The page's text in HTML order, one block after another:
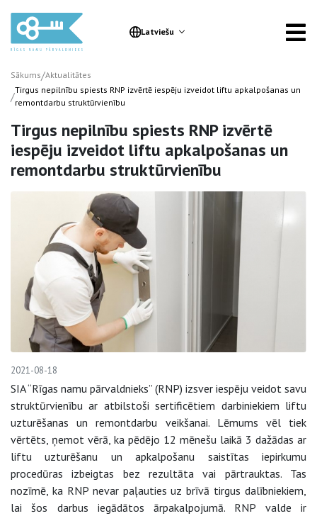
Latviešu
Sākums/Aktualitātes
/Tirgus nepilnību spiests RNP izvērtē iespēju izveidot liftu apkalpošanas un
remontdarbu struktūrvienību
Tirgus nepilnību spiests RNP izvērtē
iespēju izveidot liftu apkalpošanas un
remontdarbu struktūrvienību
2021-08-18
SIA “Rīgas namu pārvaldnieks” (RNP) izsver iespēju veidot savu
struktūrvienību ar atbilstoši sertificētiem darbiniekiem liftu
uzturēšanas un remontdarbu veikšanai. Lēmums vēl tiek
vērtēts, ņemot vērā, ka pēdējo 12 mēnešu laikā 3 dažādas ar
liftu uzturēšanu un apkalpošanu saistītas iepirkumu
procedūras izbeigtas bez rezultāta vai pārtrauktas. Tas
nozīmē, ka RNP nevar paļauties uz brīvā tirgus dalībniekiem,
lai šos darbus iegādātos ārpakalpojumā. RNP valde ir